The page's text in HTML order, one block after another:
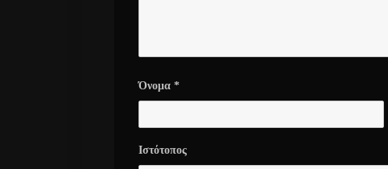
Όνομα *
Ιστότοπος